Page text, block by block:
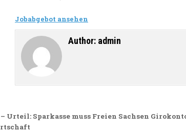
Jobabgebot ansehen
Author: admin
Urteil: Sparkasse muss Freien Sachsen